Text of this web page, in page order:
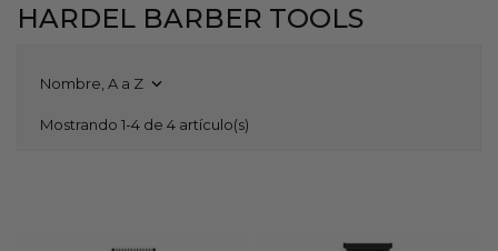
HARDEL BARBER TOOLS
Nombre, A a Z 
Mostrando 1-4 de 4 artículo(s)